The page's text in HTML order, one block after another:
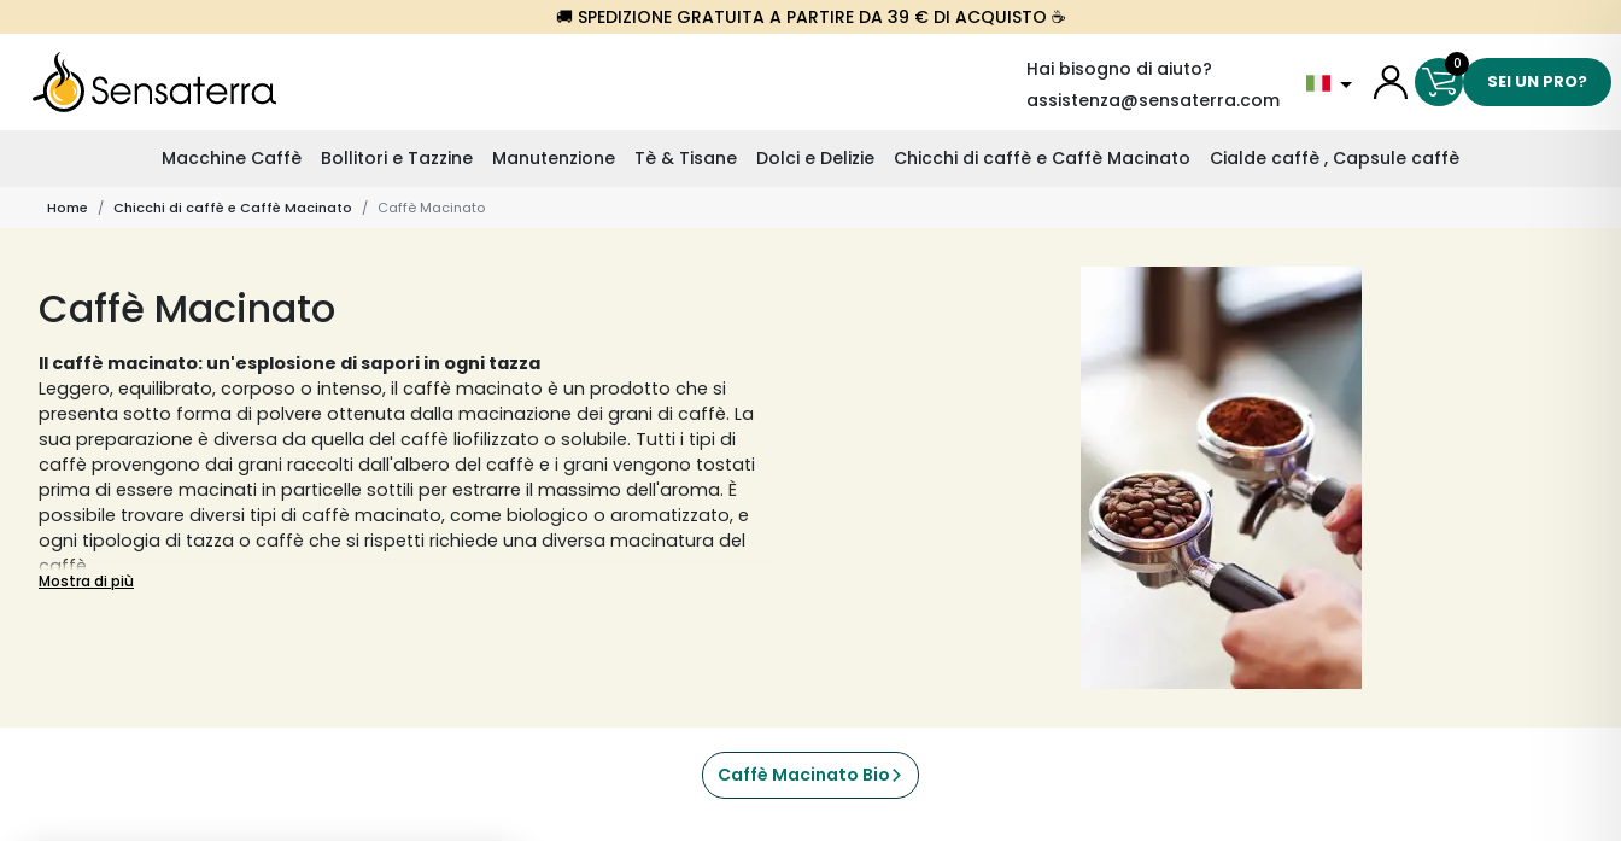
🚚 SPEDIZIONE GRATUITA A PARTIRE DA 39 € DI ACQUISTO ☕
Hai bisogno di aiuto?
assistenza@sensaterra.com
0
SEI UN PRO?
Macchine Caffè Bollitori e Tazzine Manutenzione Tè & Tisane Dolci e Delizie Chicchi di caffè e Caffè Macinato Cialde caffè , Capsule caffè
Home Chicchi di caffè e Caffè Macinato Caffè Macinato
Caffè Macinato
Il caffè macinato: un'esplosione di sapori in ogni tazza
Leggero, equilibrato, corposo o intenso, il caffè macinato è un prodotto che si
presenta sotto forma di polvere ottenuta dalla macinazione dei grani di caffè. La
sua preparazione è diversa da quella del caffè liofilizzato o solubile. Tutti i tipi di
caffè provengono dai grani raccolti dall'albero del caffè e i grani vengono tostati
prima di essere macinati in particelle sottili per estrarre il massimo dell'aroma. È
possibile trovare diversi tipi di caffè macinato, come biologico o aromatizzato, e
ogni tipologia di tazza o caffè che si rispetti richiede una diversa macinatura del
caffè.
Una macinatura grossa darà un risultato in tazza diluito, mentre una macinatura
Mostra di più
Caffè Macinato Bio